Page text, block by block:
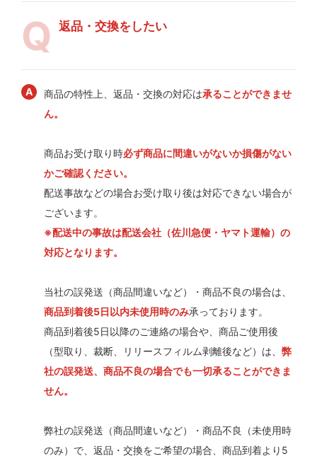
返品・交換をしたい
商品の特性上、返品・交換の対応は承ることができませ
ん。
商品お受け取り時必ず商品に間違いがないか損傷がない
かご確認ください。
配送事故などの場合お受け取り後は対応できない場合が
ございます。
※配送中の事故は配送会社（佐川急便・ヤマト運輸）の
対応となります。
当社の誤発送（商品間違いなど）・商品不良の場合は、
商品到着後5日以内未使用時のみ承っております。
商品到着後5日以降のご連絡の場合や、商品ご使用後
（型取り、裁断、リリースフィルム剥離後など）は、 弊
社の誤発送、商品不良の場合でも一切承ることができま
せん。
弊社の誤発送（商品間違いなど）・商品不良（未使用時
のみ）で、返品・交換をご希望の場合、商品到着より5